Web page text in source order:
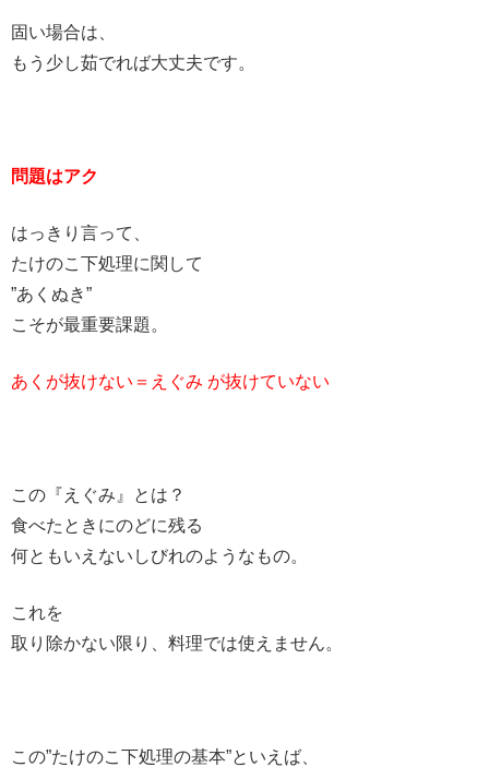
固い場合は、
もう少し茹でれば大丈夫です。
問題はアク
はっきり言って、
たけのこ下処理に関して
”あくぬき”
こそが最重要課題。
あくが抜けない＝ えぐみ が抜けていない
この『えぐみ』とは？
食べたときにのどに残る
何ともいえないしびれのようなもの。
これを
取り除かない限り、料理では使えません。
この”たけのこ下処理の基本”といえば、